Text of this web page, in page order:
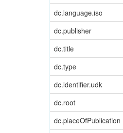
dc.language.iso
dc.publisher
dc.title
dc.type
dc.identifier.udk
dc.root
dc.placeOfPublication